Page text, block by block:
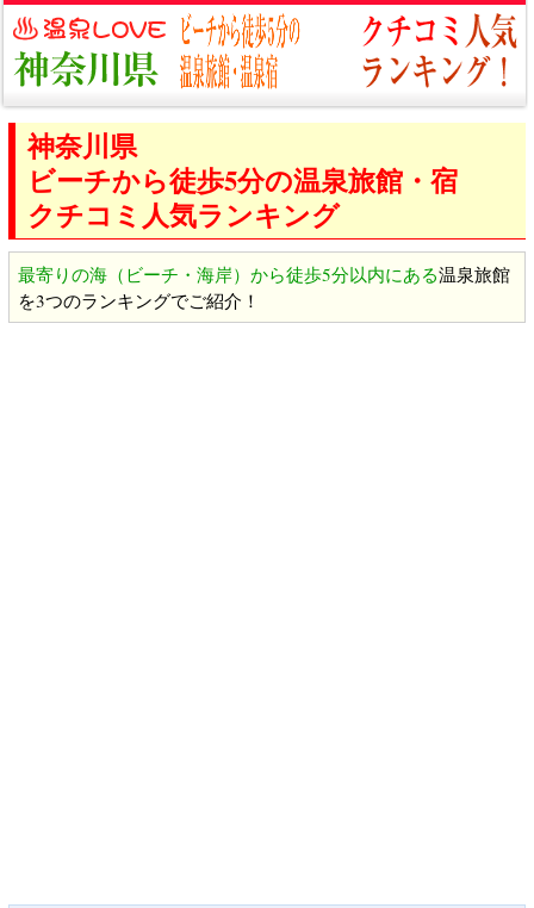
神奈川県
ビーチから徒歩5分の温泉旅館・宿
クチコミ人気ランキング
最寄りの海（ビーチ・海岸）から徒歩5分以内にある温泉旅館
を3つのランキングでご紹介！